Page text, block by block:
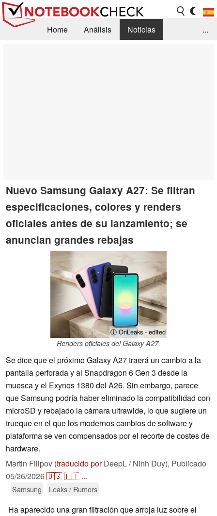
Home Análisis
Noticias
...
Nuevo Samsung Galaxy A27: Se filtran
especificaciones, colores y renders
oficiales antes de su lanzamiento; se
anuncian grandes rebajas
ⓘ OnLeaks - edited
Renders oficiales del Galaxy A27.
Se dice que el próximo Galaxy A27 traerá un cambio a la
pantalla perforada y al Snapdragon 6 Gen 3 desde la
muesca y el Exynos 1380 del A26. Sin embargo, parece
que Samsung podría haber eliminado la compatibilidad con
microSD y rebajado la cámara ultrawide, lo que sugiere un
trueque en el que los modernos cambios de software y
plataforma se ven compensados por el recorte de costes de
hardware.
Martin Filipov (traducido porDeepL / Ninh Duy), Publicado
05/26/2026🇺🇸🇵🇹 ...
Samsung Leaks / Rumors
Ha aparecido una gran filtración que arroja luz sobre el